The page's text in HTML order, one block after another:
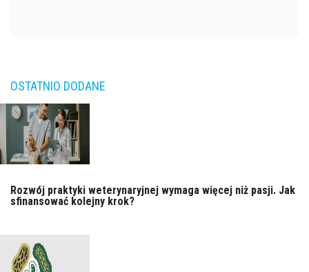
OSTATNIO DODANE
Rozwój praktyki weterynaryjnej wymaga więcej niż pasji. Jak
sfinansować kolejny krok?